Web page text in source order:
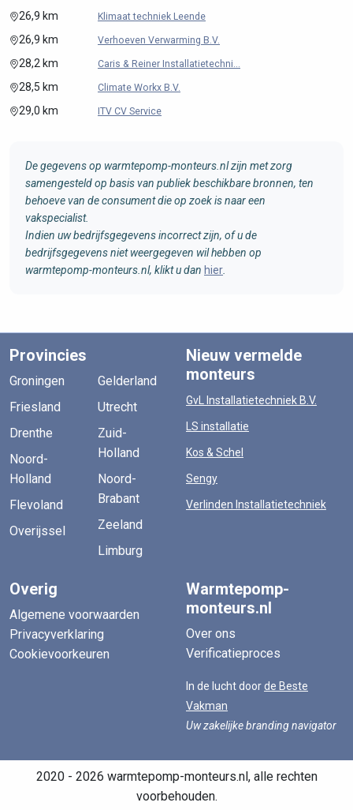
26,9 km Klimaat techniek Leende
26,9 km Verhoeven Verwarming B.V.
28,2 km Caris & Reiner Installatietechni...
28,5 km Climate Workx B.V.
29,0 km ITV CV Service
De gegevens op warmtepomp-monteurs.nl zijn met zorg
samengesteld op basis van publiek beschikbare bronnen, ten
behoeve van de consument die op zoek is naar een
vakspecialist.
Indien uw bedrijfsgegevens incorrect zijn, of u de
bedrijfsgegevens niet weergegeven wil hebben op
warmtepomp-monteurs.nl, klikt u dan hier
Provincies
Groningen
Friesland
Drenthe
Noord-
Holland
Flevoland
Overijssel
Gelderland
Utrecht
Zuid-
Holland
Noord-
Brabant
Zeeland
Limburg
Nieuw vermelde
monteurs
GvL Installatietechniek B.V.
LS installatie
Kos & Schel
Sengy
Verlinden Installatietechniek
Overig
Algemene voorwaarden
Privacyverklaring
Cookievoorkeuren
Warmtepomp-
monteurs.nl
Over ons
Verificatieproces
In de lucht doorde Beste
Vakman
Uw zakelijke branding navigator
2020 - 2026 warmtepomp-monteurs.nl, alle rechten
voorbehouden.